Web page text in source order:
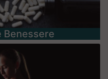
Benessere